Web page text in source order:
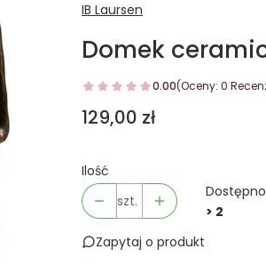
IB Laursen
Domek
0.00(Oceny: 0
Cena
129,00 zł
Ilość
szt.
> 2
Zapytaj o produkt